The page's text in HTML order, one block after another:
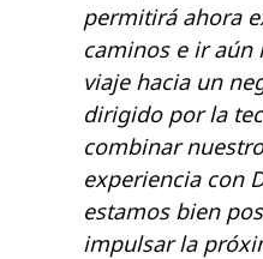
permitirá ahora
caminos e ir aún
viaje hacia un
dirigido por la
combinar
experiencia con
estamos bien
impulsar la